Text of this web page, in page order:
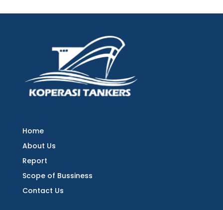
Home
About Us
Report
Scope of Bussiness
Contact Us